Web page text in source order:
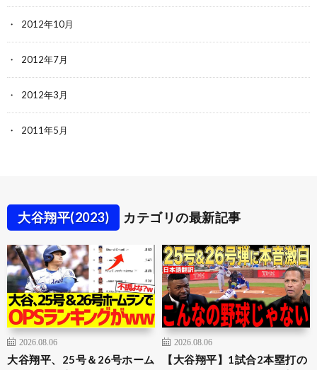
2012年10月
2012年7月
2012年3月
2011年5月
大谷翔平(2023) カテゴリの最新記事
2026.08.06
大谷翔平、25号＆26号ホーム
2026.08.06
【大谷翔平】1試合2本塁打の